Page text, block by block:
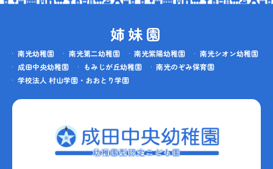
姉妹園
南光幼稚園 南光第二幼稚園 南光紫陽幼稚園
南光シオン幼稚園
成田中央幼稚園
もみじが丘幼稚園
南光のぞみ保育園
学校法人 村山学園・おおとり学園